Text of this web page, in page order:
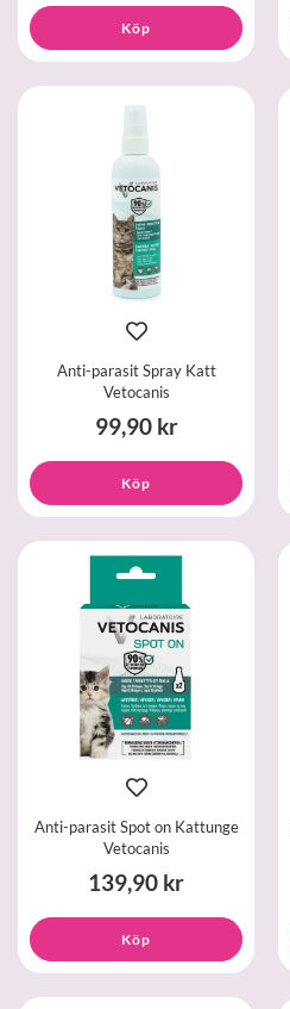
Köp
Anti-parasit Spray Katt
Vetocanis
99,90 kr
Köp
Anti-parasit Spot on Kattunge
Vetocanis
139,90 kr
Köp